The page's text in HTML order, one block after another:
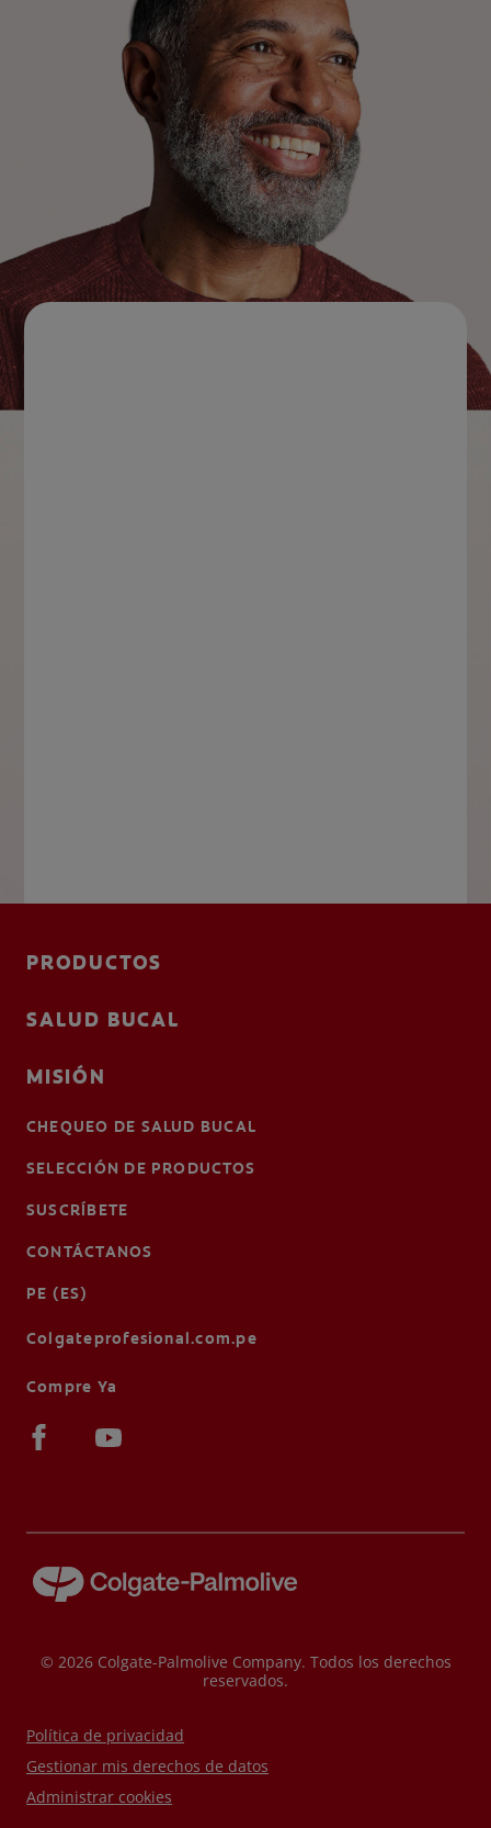
PRODUCTOS
SALUD BUCAL
MISIÓN
CHEQUEO DE SALUD BUCAL
SELECCIÓN DE PRODUCTOS
SUSCRÍBETE
CONTÁCTANOS
PE (ES)
Colgateprofesional.com.pe
Compre Ya
© 2026 Colgate-Palmolive Company. Todos los derechos
reservados.
Política de privacidad
Gestionar mis derechos de datos
Administrar cookies